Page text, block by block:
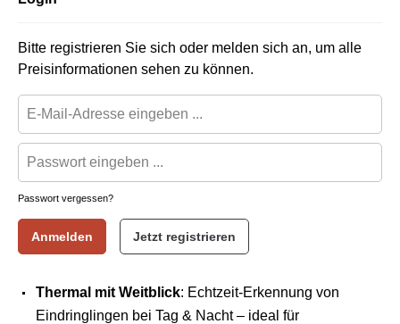
Bitte registrieren Sie sich oder melden sich an, um alle
Preisinformationen sehen zu können.
Passwort vergessen?
Anmelden Jetzt registrieren
Thermal mit Weitblick: Echtzeit-Erkennung von
Eindringlingen bei Tag & Nacht – ideal für